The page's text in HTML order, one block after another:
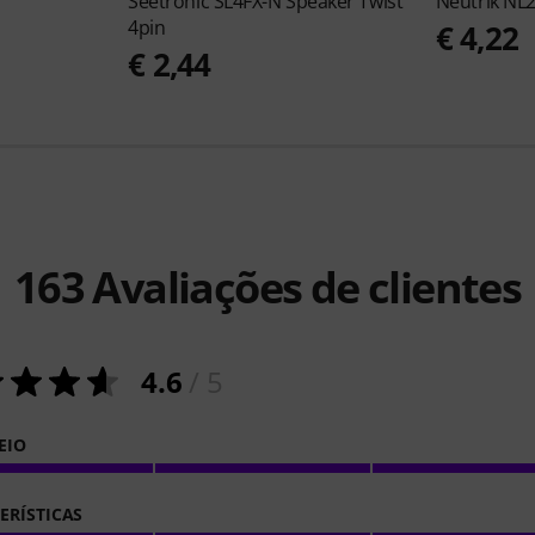
4pin
€ 2,44
€ 4,22
163Avaliações de clientes
4.6